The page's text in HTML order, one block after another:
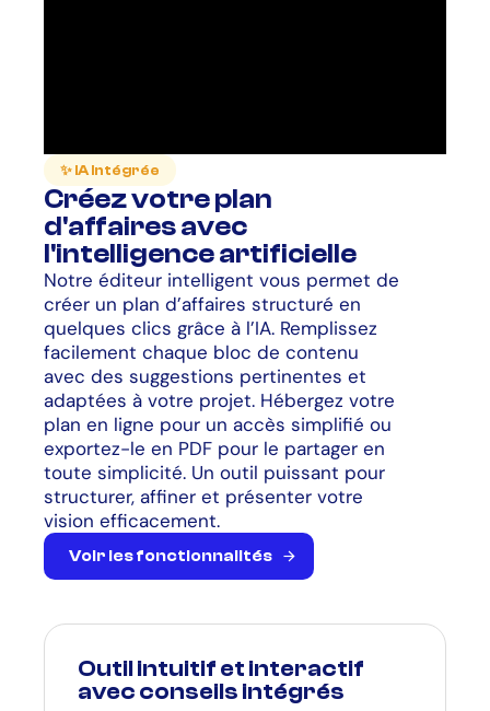
✨ IA Intégrée
Créez votre plan
d'affaires avec
l'intelligence artificielle
Notre éditeur intelligent vous permet de
créer un plan d’affaires structuré en
quelques clics grâce à l’IA. Remplissez
facilement chaque bloc de contenu
avec des suggestions pertinentes et
adaptées à votre projet. Hébergez votre
plan en ligne pour un accès simplifié ou
exportez-le en PDF pour le partager en
toute simplicité. Un outil puissant pour
structurer, affiner et présenter votre
vision efficacement.
Voir lesfonctionnalités
Outil intuitif et interactif
avec conseils intégrés